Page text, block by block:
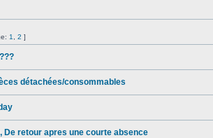
1 2 ]
détachées/consommables
De retour apres une courte absence